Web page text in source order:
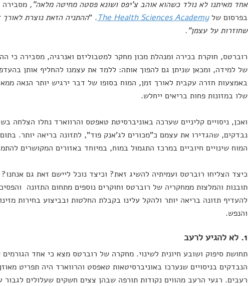
אחד מאיתנו לא נולד כשהוא אוהב צ'יפס ושונא פסטה מחיטה מלאה", מסבירה
בפרסום שלThe Health Sciences Academy
. "ההתניה הזאת נוצרת לאורך
שחוזרות על עצמן".
רוברטס, חוקרת בכירה ומנהלת מכון מחקר למטבוליזם ואנרגיה, מסבירה כי
של למידה, ומכאן שניתן גם להפוך אותה: ללמד את עצמנו להחליף אותן
באמצעות חזרה עקבית לאורך זמן, המוח בסופו של דבר ירגיש יותר הנאה
שלו במזונות פחות בריאים ייחלש.
ואכן, ניסויים קליניים שערכה באוניברסיטת טאפטס והרווארד נחלו הצלחה
נבדקים, שהגדירו את עצמם כ"מכורים לג'אנק פוד", לתזונה בריאה יותר. בתום
המוח שינויים חיוביים במרכז התגמול במוח, במיוחד באזורים המקושרים
תובנות והמלצות ממחקריה של רוברטס וחוקרים נוספים מתחום התזונה
להעדיף תזונה בריאה יותר ולהקל עלינו בקבלת החלטות ובביצוע בחירות
והנפש.
1. לא להגיע לרעב
תחושת סיפוק ושובע חיונית לשינוי. מחקרה של רוברטס מצא כי אחד
הנבדקים בניסויים שנערכו באוניברסיטאות טאפסט והרווארד היה תפריט
רעבים. רגעי הרעב מהווים נקודות תורפה שבהן צצים חשקים שעלולים לגבור